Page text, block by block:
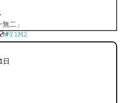
二」
#𝚈𝟷𝙼𝟸
日